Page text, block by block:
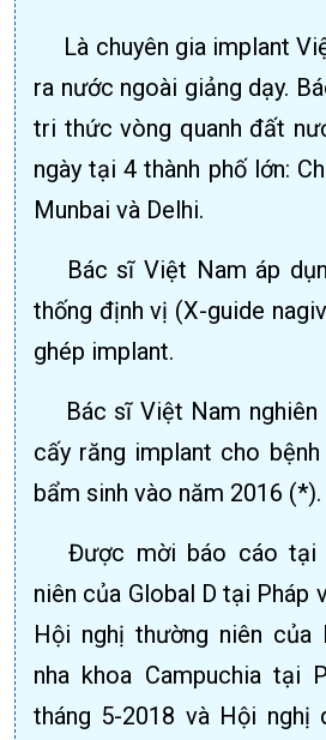
Là chuyên gia implant
ra nước ngoài giảng dạy.
tri thức vòng quanh đất
ngày tại 4 thành phố lớn:
Munbai và Delhi.
Bác sĩ Việt Nam áp
thống định vị (X-guide
ghép implant.
Bác sĩ Việt Nam
cấy răng implant cho bệnh
bẩm sinh vào năm 2016 (*).
Được mời báo cáo tại
niên của Global D tại Pháp
Hội nghị thường niên của
nha khoa Campuchia tại
tháng 5-2018 và Hội nghị